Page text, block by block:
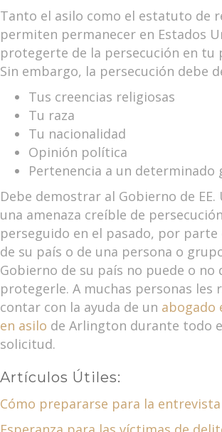
Tanto el asilo como el estatuto de
permiten permanecer en Estados
protegerte de la persecución en tu
Sin embargo, la persecución debe
Tus creencias religiosas
Tu raza
Tu nacionalidad
Opinión política
Pertenencia a un determinado
Debe demostrar al Gobierno de EE.
una amenaza creíble de
perseguido en el pasado, por parte
de su país o de una persona o
Gobierno de su país no puede o no
protegerle. A muchas personas les
contar con la ayuda de un abogado
en asilo de Arlington durante todo
solicitud.
Artículos Útiles:
Cómo prepararse para la